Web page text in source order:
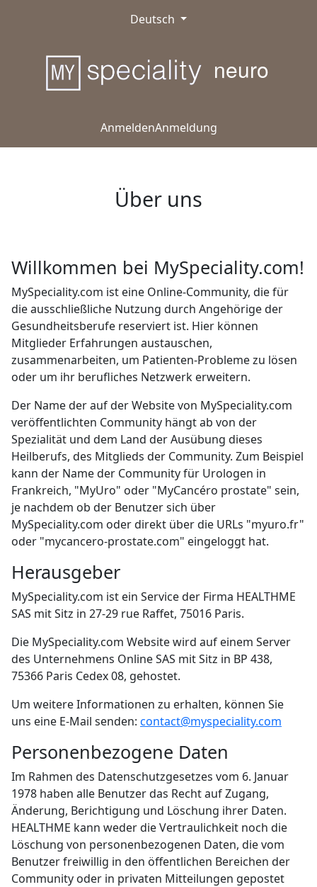
Deutsch
neuro
AnmeldenAnmeldung
Über uns
Willkommen bei MySpeciality.com!
MySpeciality.com ist eine Online-Community, die für
die ausschließliche Nutzung durch Angehörige der
Gesundheitsberufe reserviert ist. Hier können
Mitglieder Erfahrungen austauschen,
zusammenarbeiten, um Patienten-Probleme zu lösen
oder um ihr berufliches Netzwerk erweitern.
Der Name der auf der Website von MySpeciality.com
veröffentlichten Community hängt ab von der
Spezialität und dem Land der Ausübung dieses
Heilberufs, des Mitglieds der Community. Zum Beispiel
kann der Name der Community für Urologen in
Frankreich, "MyUro" oder "MyCancéro prostate" sein,
je nachdem ob der Benutzer sich über
MySpeciality.com oder direkt über die URLs "myuro.fr"
oder "mycancero-prostate.com" eingeloggt hat.
Herausgeber
MySpeciality.com ist ein Service der Firma HEALTHME
SAS mit Sitz in 27-29 rue Raffet, 75016 Paris.
Die MySpeciality.com Website wird auf einem Server
des Unternehmens Online SAS mit Sitz in BP 438,
75366 Paris Cedex 08, gehostet.
Um weitere Informationen zu erhalten, können Sie
uns eine E-Mail senden: contact@myspeciality.com
Personenbezogene Daten
Im Rahmen des Datenschutzgesetzes vom 6. Januar
1978 haben alle Benutzer das Recht auf Zugang,
Änderung, Berichtigung und Löschung ihrer Daten.
HEALTHME kann weder die Vertraulichkeit noch die
Löschung von personenbezogenen Daten, die vom
Benutzer freiwillig in den öffentlichen Bereichen der
Community oder in privaten Mitteilungen gepostet